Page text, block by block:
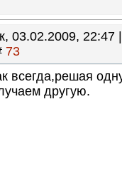
03.02.2009, 22:47 |
73
всегда,решая
другую.